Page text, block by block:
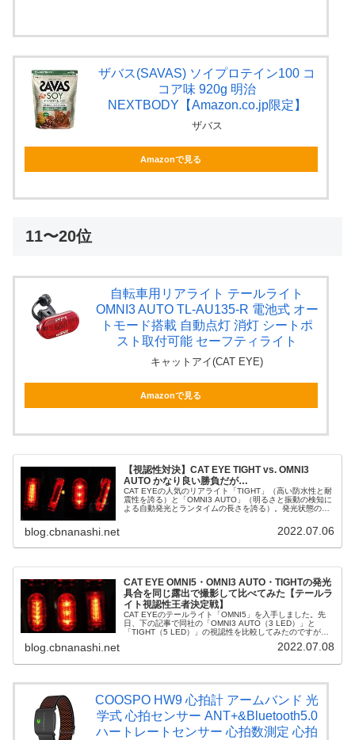
ザバス(SAVAS) ソイプロテイン100 コ
コア味 920g 明治
NEXTBODY【Amazon.co.jp限定】
ザバス
Amazonで見る
11〜20位
自転車用リアライト テールライト
OMNI3 AUTO TL-AU135-R 電池式 オー
トモード搭載 自動点灯 消灯 シートポ
スト取付可能 セーフティライト
キャットアイ(CAT EYE)
Amazonで見る
【視認性対決】CAT EYE TIGHT vs. OMNI3
AUTO かなり良い勝負だが…
CAT EYEの人気のリアライト「TIGHT」（高い防水性と耐
震性を誇る）と「OMNI3 AUTO」（明るさと振動の検知に
よる自動発光とランタイムの長さを誇る）。発光状態の両
blog.cbnanashi.net 2022.07.06
CAT EYE OMNI5・OMNI3 AUTO・TIGHTの発光
具合を同じ露出で撮影して比べてみた【テールラ
イト視認性王者決定戦】
CAT EYEのテールライト「OMNI5」を入手しました。先
日、下の記事で同社の「OMNI3 AUTO（3 LED）」と
「TIGHT（5 LED）」の視認性を比較してみたのですが、
blog.cbnanashi.net 2022.07.08
COOSPO HW9 心拍計 アームバンド 光
学式 心拍センサー ANT+&Bluetooth5.0
ハートレートセンサー 心拍数測定 心拍